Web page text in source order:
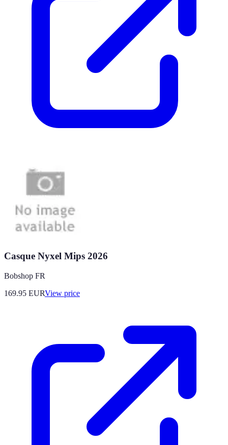
Casque Nyxel Mips 2026
Bobshop FR
169.95 EURView price